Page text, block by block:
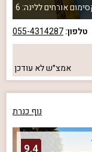
אורחים ללינה: 6
טלפון:055-4314287
אמצ״שלא עודכן
נוף כנרת
9.4